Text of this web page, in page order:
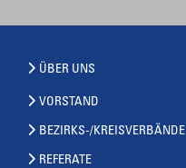
ÜBER UNS
VORSTAND
BEZIRKS-/KREISVERBÄNDE
REFERATE